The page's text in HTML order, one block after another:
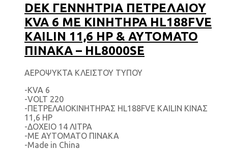
DEK ΓΕΝΝΗΤΡΙΑ ΠΕΤΡΕΛΑΙΟΥ
KVA 6 ΜΕ ΚΙΝΗΤΗΡΑ HL188FVE
KAILIN 11,6 HP & ΑΥΤΟΜΑΤΟ
ΠΙΝΑΚΑ – HL8000SE
ΑΕΡΟΨΥΚΤΑ ΚΛΕΙΣΤΟΥ ΤΥΠΟΥ
-KVA 6
-VOLT 220
-ΠΕΤΡΕΛΑΙΟΚΙΝΗΤΗΡΑΣ HL188FVE KAILIN KINAΣ
11,6 HP
-ΔΟΧΕΙΟ 14 ΛΙΤΡΑ
-ΜΕ ΑΥΤΟΜΑΤΟ ΠΙΝΑΚΑ
-Made in China